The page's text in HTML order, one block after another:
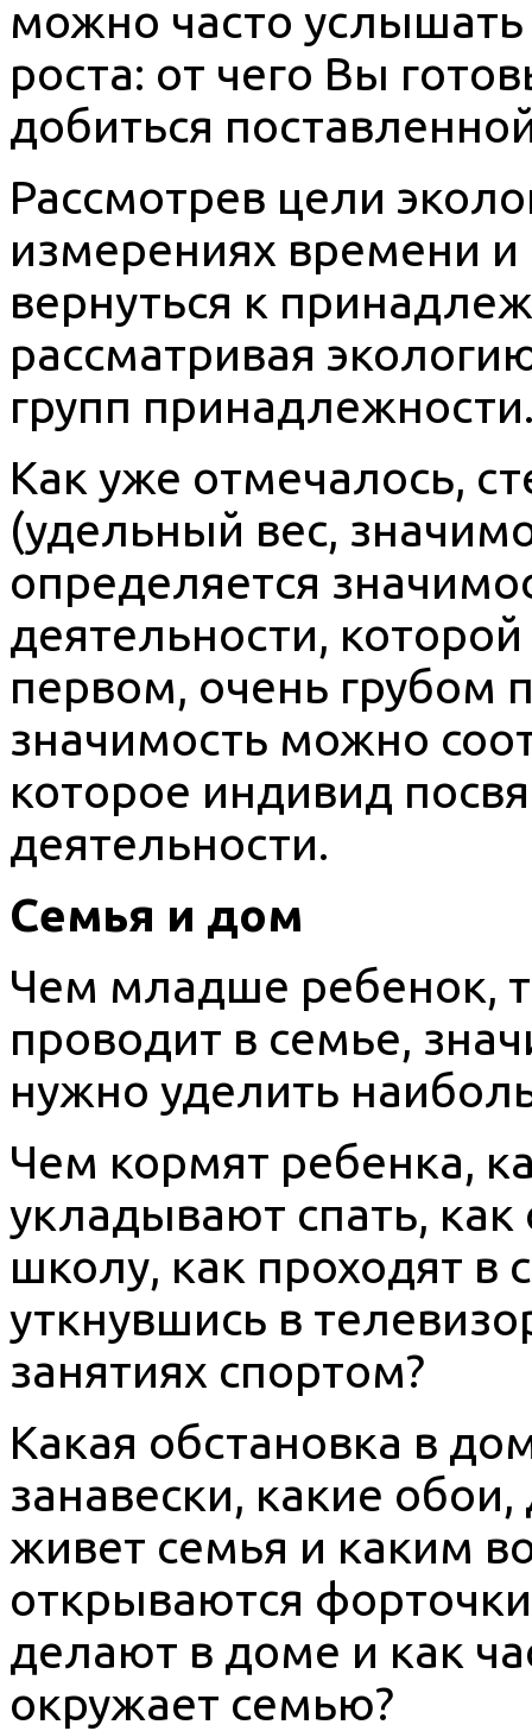
можно часто услышать
роста: от чего Вы
добиться
Рассмотрев цели
измерениях времени
вернуться к
рассматривая
групп
Как уже отмечалось,
(удельный вес,
определяется
деятельности,
первом, очень грубом
значимость можно
которое индивид
деятельности.
Семья и дом
Чем младше ребенок,
проводит в семье,
нужно уделить
Чем кормят ребенка,
укладывают спать,
школу, как проходят
уткнувшись в
занятиях спортом?
Какая обстановка в
занавески, какие
живет семья и каким
открываются
делают в доме и как
окружает семью?